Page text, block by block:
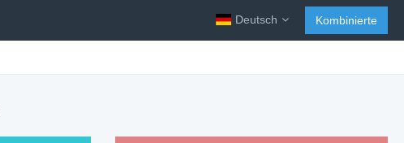
Deutsch Kombinierte